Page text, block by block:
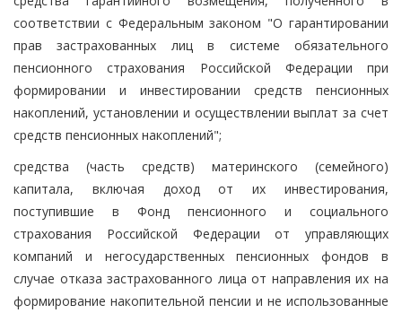
соответствии с Федеральным законом "О гарантировании
прав застрахованных лиц в системе обязательного
пенсионного страхования Российской Федерации при
формировании и инвестировании средств пенсионных
накоплений, установлении и осуществлении выплат за счет
средств пенсионных накоплений";
средства (часть средств) материнского (семейного)
капитала, включая доход от их инвестирования,
поступившие в Фонд пенсионного и социального
страхования Российской Федерации от управляющих
компаний и негосударственных пенсионных фондов в
случае отказа застрахованного лица от направления их на
формирование накопительной пенсии и не использованные